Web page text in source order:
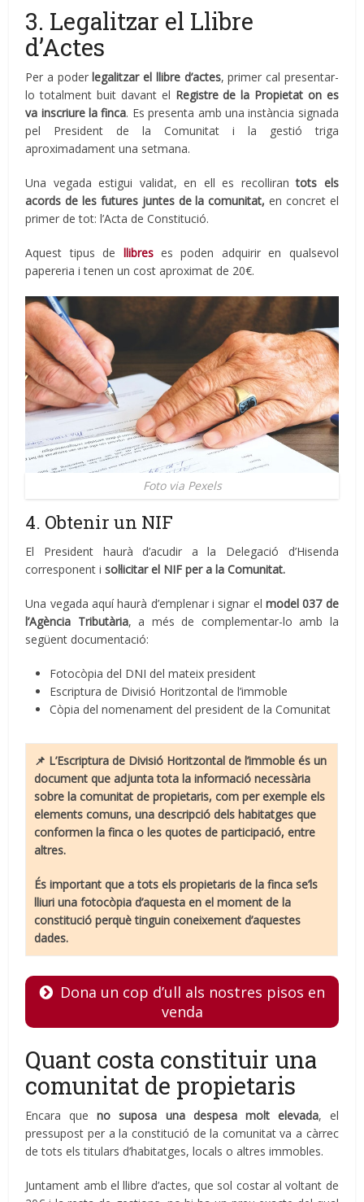
3. Legalitzar el Llibre
d’Actes
Per a poder legalitzar el llibre d’actes, primer cal presentar-
lo totalment buit davant el Registre de la Propietat on es
va inscriure la finca. Es presenta amb una instància signada
pel President de la Comunitat i la gestió triga
aproximadament una setmana.
Una vegada estigui validat, en ell es recolliran tots els
acords de les futures juntes de la comunitat, en concret el
primer de tot: l’Acta de Constitució.
Aquest tipus de llibreses poden adquirir en qualsevol
papereria i tenen un cost aproximat de 20€.
Foto via Pexels
4. Obtenir un NIF
El President haurà d’acudir a la Delegació d’Hisenda
corresponent isol·licitar el NIF per a la Comunitat.
Una vegada aquí haurà d’emplenar i signar elmodel 037 de
l’Agència Tributària, a més de complementar-lo amb la
següent documentació:
Fotocòpia del DNI del mateix president
Escriptura de Divisió Horitzontal de l’immoble
Còpia del nomenament del president de la Comunitat
📌 L’Escriptura de Divisió Horitzontal de l’immoble és un
document que adjunta tota la informació necessària
sobre la comunitat de propietaris, com per exemple els
elements comuns, una descripció dels habitatges que
conformen la finca o les quotes de participació, entre
altres.
És important que a tots els propietaris de la finca se’ls
lliuri una fotocòpia d’aquesta en el moment de la
constitució perquè tinguin coneixement d’aquestes
dades.
Dona un cop d’ull als nostres pisos en
venda
Quant costa constituir una
comunitat de propietaris
Encara queno suposa una despesa molt elevada, el
pressupost per a la constitució de la comunitat va a càrrec
de tots els titulars d’habitatges, locals o altres immobles.
Juntament amb el llibre d’actes, que sol costar al voltant de